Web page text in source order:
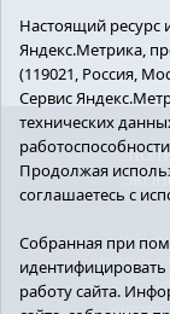
12+ ©
Мелешко
АНО
Настоящий ресурс
Яндекс.Метрика,
(119021, Россия,
Сервис
технических
Продолжая
соглашаетесь с
Собранная при
работу сайта.